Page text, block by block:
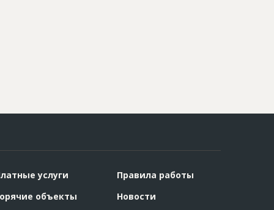
услуги
объекты
Правила работы
Новости